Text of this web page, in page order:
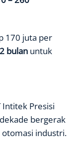
170 juta per
bulan untuk
Intitek Presisi
bergerak
industri.